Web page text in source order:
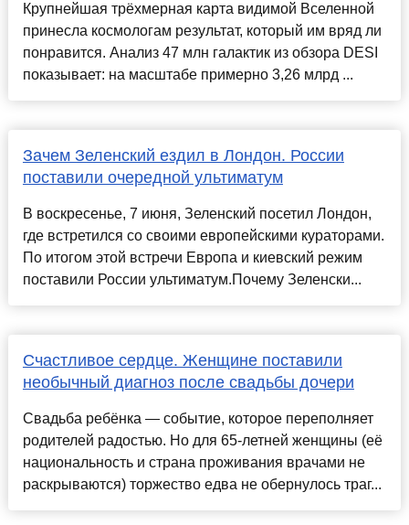
Крупнейшая трёхмерная карта видимой Вселенной
принесла космологам результат, который им вряд ли
понравится. Анализ 47 млн галактик из обзора DESI
показывает: на масштабе примерно 3,26 млрд ...
Зачем Зеленский ездил в Лондон. России
поставили очередной ультиматум
В воскресенье, 7 июня, Зеленский посетил Лондон,
где встретился со своими европейскими кураторами.
По итогом этой встречи Европа и киевский режим
поставили России ультиматум.Почему Зеленски...
Счастливое сердце. Женщине поставили
необычный диагноз после свадьбы дочери
Свадьба ребёнка — событие, которое переполняет
родителей радостью. Но для 65-летней женщины (её
национальность и страна проживания врачами не
раскрываются) торжество едва не обернулось траг...